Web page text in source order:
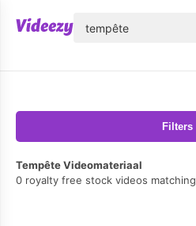
Filters
Tempête Videomateriaal
0 royalty free stock videos matching